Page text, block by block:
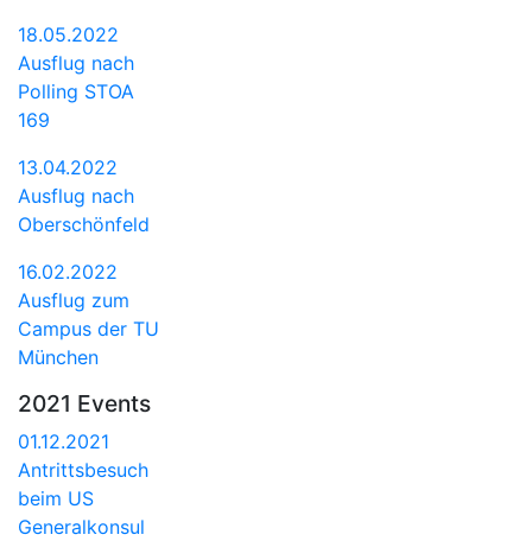
18.05.2022
Ausflug nach
Polling STOA
169
13.04.2022
Ausflug nach
Oberschönfeld
16.02.2022
Ausflug zum
Campus der TU
München
2021 Events
01.12.2021
Antrittsbesuch
beim US
Generalkonsul